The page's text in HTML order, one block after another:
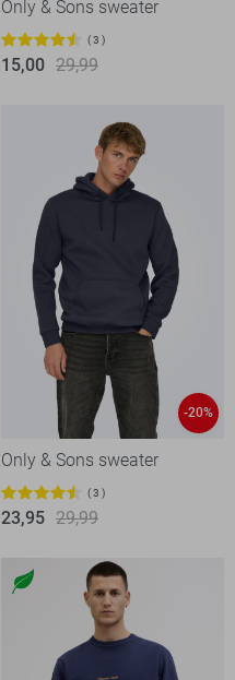
Only & Sons sweater
3
15,00 29,99
-20%
Only & Sons sweater
3
23,95 29,99